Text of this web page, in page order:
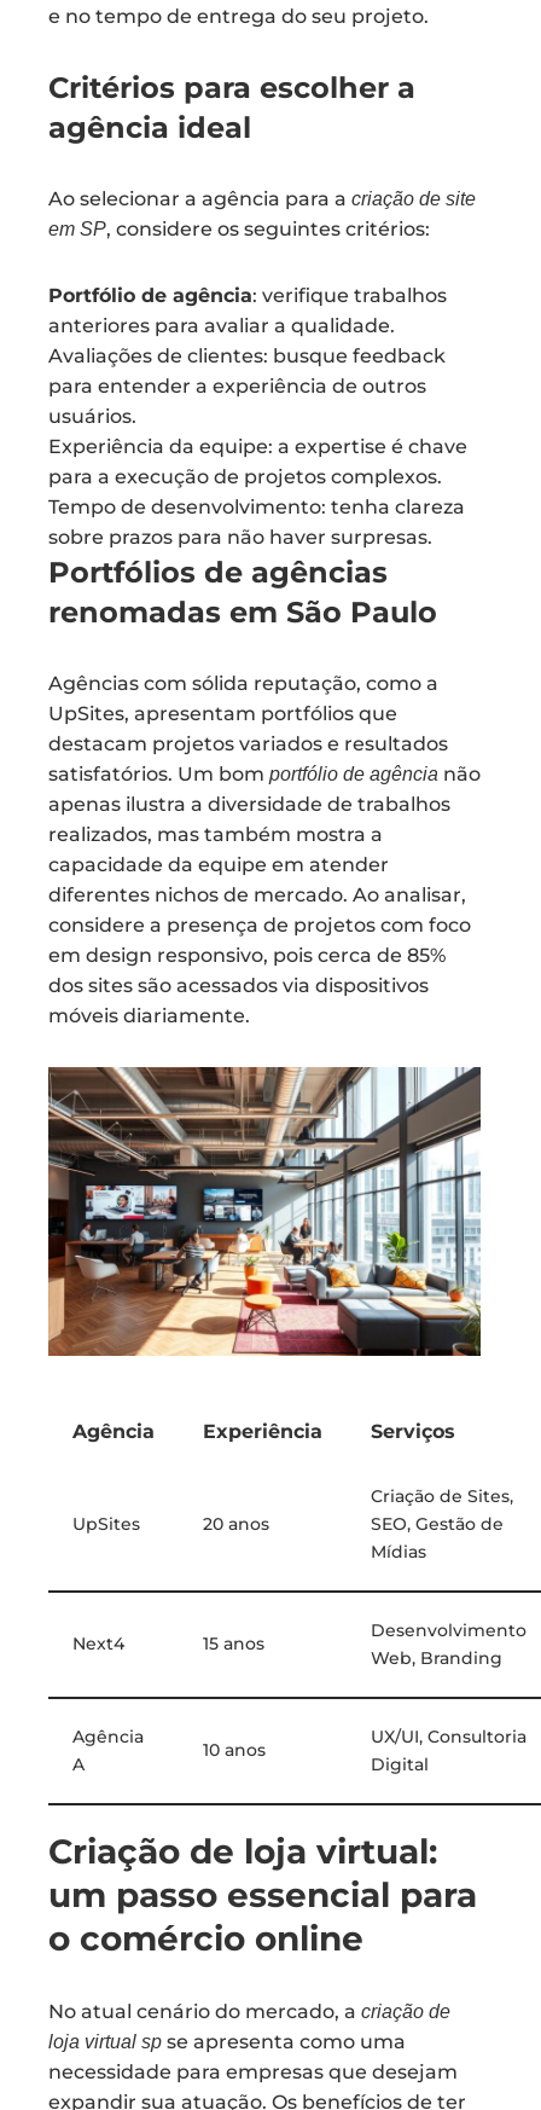
e no tempo de entrega do seu projeto.
Critérios para escolher a
agência ideal
Ao selecionar a agência para a criação de site
em SP, considere os seguintes critérios:
Portfólio de agência: verifique trabalhos
anteriores para avaliar a qualidade.
Avaliações de clientes: busque feedback
para entender a experiência de outros
usuários.
Experiência da equipe: a expertise é chave
para a execução de projetos complexos.
Tempo de desenvolvimento: tenha clareza
sobre prazos para não haver surpresas.
Portfólios de agências
renomadas em São Paulo
Agências com sólida reputação, como a
UpSites, apresentam portfólios que
destacam projetos variados e resultados
satisfatórios. Um bom portfólio de agência não
apenas ilustra a diversidade de trabalhos
realizados, mas também mostra a
capacidade da equipe em atender
diferentes nichos de mercado. Ao analisar,
considere a presença de projetos com foco
em design responsivo, pois cerca de 85%
dos sites são acessados via dispositivos
móveis diariamente.
Agência Experiência Serviços
UpSites 20 anos
Criação de Sites,
SEO, Gestão de
Mídias
Next4 15 anos
Desenvolvimento
Web, Branding
Agência
A
10 anos
UX/UI, Consultoria
Digital
Criação de loja virtual:
um passo essencial para
o comércio online
No atual cenário do mercado, a criação de
loja virtual sp se apresenta como uma
necessidade para empresas que desejam
expandir sua atuação. Os benefícios de ter